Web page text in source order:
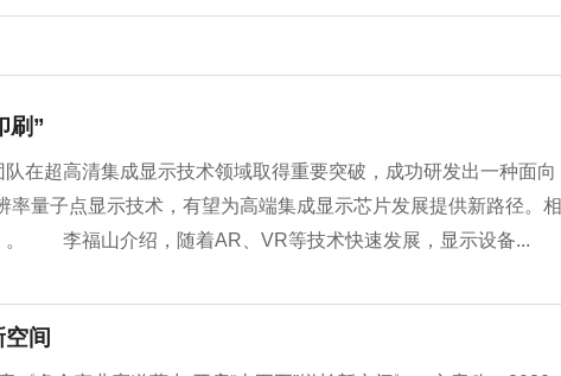
刷”
在超高清集成显示技术领域取得重要突破，成功研发出一种面向
量子点显示技术，有望为高端集成显示芯片发展提供新路径。相
。 李福山介绍，随着AR、VR等技术快速发展，显示设备...
间